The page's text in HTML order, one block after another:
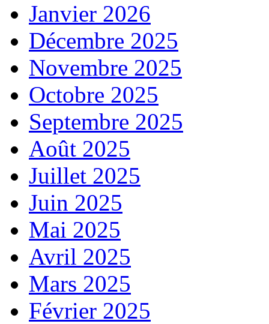
Janvier 2026
Décembre 2025
Novembre 2025
Octobre 2025
Septembre 2025
Août 2025
Juillet 2025
Juin 2025
Mai 2025
Avril 2025
Mars 2025
Février 2025